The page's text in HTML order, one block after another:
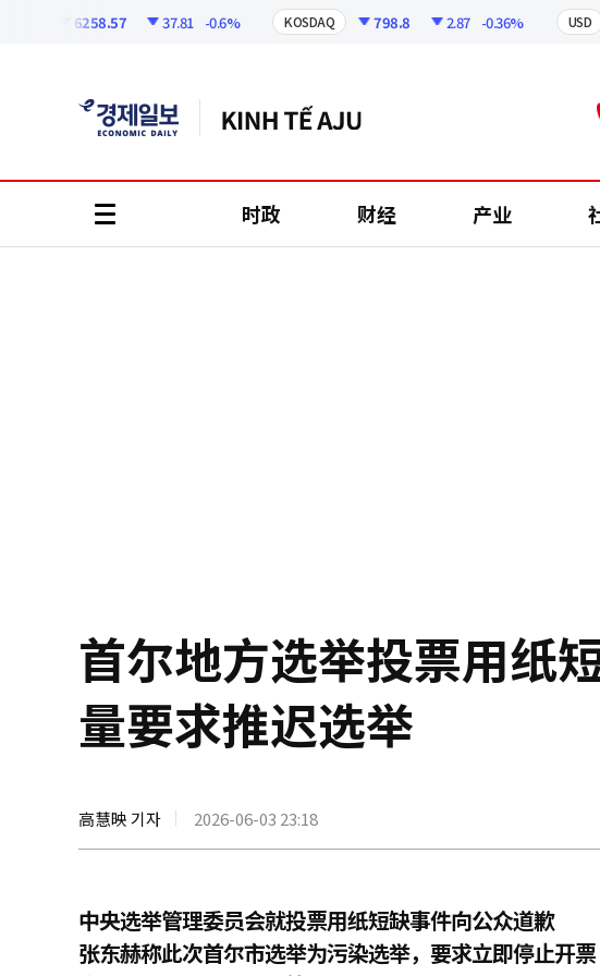
6258.57 37.81 -0.6% KOSDAQ 798.8 2.87 -0.36% USD
时政 财经 产业
首尔地方选举投票用纸
量要求推迟选举
高慧映 기자 2026-06-03 23:18
中央选举管理委员会就投票用纸短缺事件向公众道歉
张东赫称此次首尔市选举为污染选举，要求立即停止开票